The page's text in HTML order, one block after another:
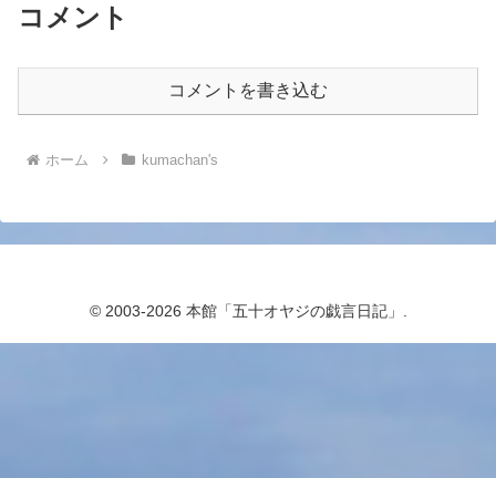
コメント
コメントを書き込む
ホーム kumachan's
© 2003-2026 本館「五十オヤジの戯言日記」.